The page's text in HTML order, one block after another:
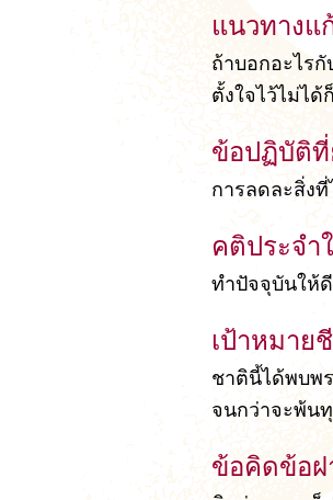
แนวทางแ
ถ้าบอกอะไร
ตั้งใจไว้ไม่ได้
ข้อปฏิบัติ
การลดละสิ่ง
คติประจำ
ทำปัจจุบันให้
เป้าหมาย
ชาตินี้ได้พบพ
จนกว่าจะพ้น
ข้อคิดข้อ